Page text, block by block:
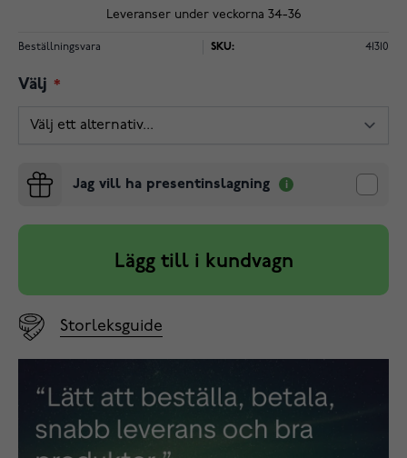
Leveranser under veckorna 34-36
Beställningsvara SKU: 41310
Välj
Jag vill ha presentinslagning
Lägg till i kundvagn
Storleksguide